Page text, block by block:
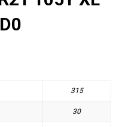
315
30